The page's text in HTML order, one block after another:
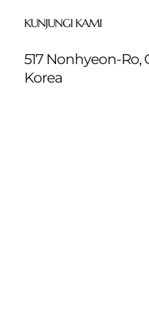
KUNJUNGI KAMI
517 Nonhyeon-Ro,
Korea